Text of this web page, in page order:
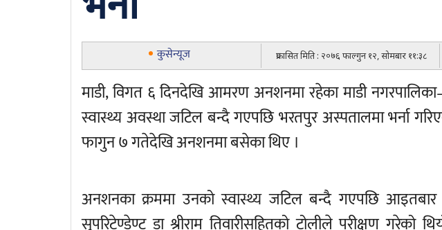
कुसेन्यूज प्रकासित मिति : २०७६ फाल्गुन १२, सोमबार ११:३८
माडी, विगत ६ दिनदेखि आमरण अनशनमा रहेका माडी
स्वास्थ्य अवस्था जटिल बन्दै गएपछि भरतपुर अस्पतालमा भर्ना
फागुन ७ गतेदेखि अनशनमा बसेका थिए ।
अनशनका क्रममा उनको स्वास्थ्य जटिल बन्दै गएपछि
सुपरिटेण्डेण्ट डा श्रीराम तिवारीसहितको टोलीले परीक्षण गरेको